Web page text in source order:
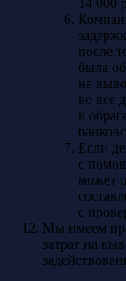
после
была
на
во все
в
Если
с
может
с
Мы имеем
затрат на